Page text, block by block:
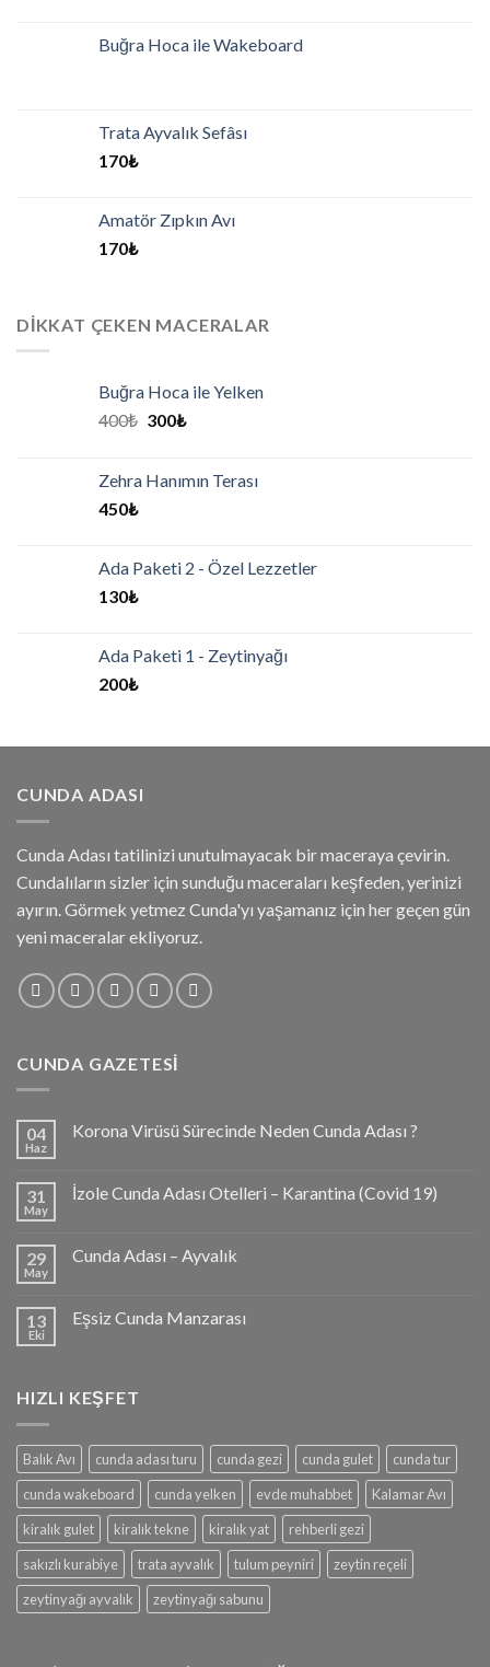
Buğra Hoca ile Wakeboard
Trata Ayvalık Sefâsı
170₺
Amatör Zıpkın Avı
170₺
DIKKAT ÇEKEN MACERALAR
Buğra Hoca ile Yelken
400₺ 300₺
Zehra Hanımın Terası
450₺
Ada Paketi 2 - Özel Lezzetler
130₺
Ada Paketi 1 - Zeytinyağı
200₺
CUNDA ADASI
Cunda Adası tatilinizi unutulmayacak bir maceraya çevirin.
Cundalıların sizler için sunduğu maceraları keşfeden, yerinizi
ayırın. Görmek yetmez Cunda'yı yaşamanız için her geçen gün
yeni maceralar ekliyoruz.
CUNDA GAZETESI
04
Haz
Korona Virüsü Sürecinde Neden Cunda Adası ?
31
May
İzole Cunda Adası Otelleri – Karantina (Covid 19)
29
May
Cunda Adası – Ayvalık
13
Eki
Eşsiz Cunda Manzarası
HIZLI KEŞFET
Balık Avı cunda adası turu cunda gezi cunda gulet
cunda tur
cunda wakeboard
cunda yelken evde muhabbet
Kalamar Avı
kiralık gulet
kiralık tekne kiralık yat
rehberli gezi
sakızlı kurabiye
trata ayvalık tulum peyniri
zeytin reçeli
zeytinyağı ayvalık
zeytinyağı sabunu